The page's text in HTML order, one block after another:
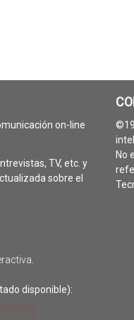
on-line
TV, etc. y
sobre el
disponible):
No